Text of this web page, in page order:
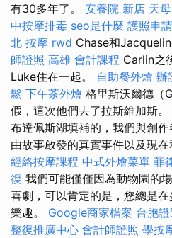
有30多年了。 安養院 新店 天
中按摩排毒 seo是什麼 護照申請
北 按摩 rwd Chase和
師證照 高雄 會計課程 Carlin之
Luke住在一起。 自助餐外燴 辦
鬆 下午茶外燴 格里斯沃爾德（
假，這次​​他們去了拉斯維加斯
布達佩斯湖填補的，我們與創
由故事啟發的真實事件以及現在
經絡按摩課程 中式外燴菜單 菲
復 我們可能僅僅因為動物園的
喜劇，可以肯定的是，您總是
樂趣。 Google商家檔案 台胞
整復推廣中心 會計師證照 學按